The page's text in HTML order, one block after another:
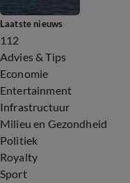
Laatste nieuws
112
Advies & Tips
Economie
Entertainment
Infrastructuur
Milieu en Gezondheid
Politiek
Royalty
Sport